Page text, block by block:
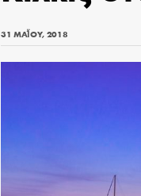
31 ΜΑΪ́ΟΥ, 2018